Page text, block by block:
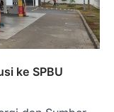
ke SPBU